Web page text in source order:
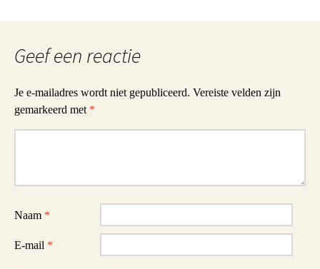
Geef een reactie
Je e-mailadres wordt niet gepubliceerd. Vereiste velden zijn
gemarkeerd met *
Naam *
E-mail *